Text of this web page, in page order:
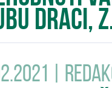
DRACI,
|